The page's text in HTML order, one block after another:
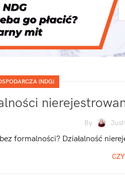
(NDG)
By
formalności? Działalność